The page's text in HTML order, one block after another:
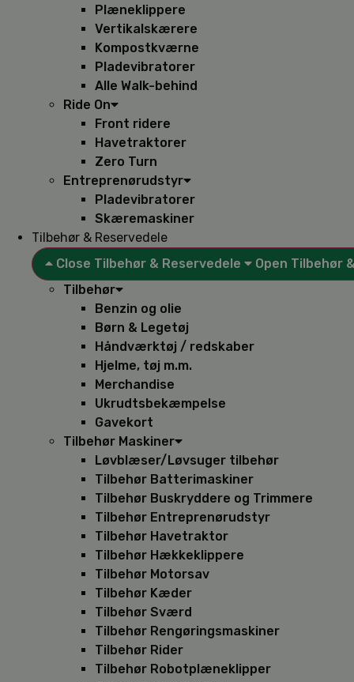
Plæneklippere
Vertikalskærere
Kompostkværne
Pladevibratorer
Alle Walk-behind
Ride On
Front ridere
Havetraktorer
Zero Turn
Entreprenørudstyr
Pladevibratorer
Skæremaskiner
Tilbehør & Reservedele
Close Tilbehør & Reservedele
Open Tilbehør
Tilbehør
Benzin og olie
Børn & Legetøj
Håndværktøj / redskaber
Hjelme, tøj m.m.
Merchandise
Ukrudtsbekæmpelse
Gavekort
Tilbehør Maskiner
Løvblæser/Løvsuger tilbehør
Tilbehør Batterimaskiner
Tilbehør Buskryddere og Trimmere
Tilbehør Entreprenørudstyr
Tilbehør Havetraktor
Tilbehør Hækkeklippere
Tilbehør Motorsav
Tilbehør Kæder
Tilbehør Sværd
Tilbehør Rengøringsmaskiner
Tilbehør Rider
Tilbehør Robotplæneklipper